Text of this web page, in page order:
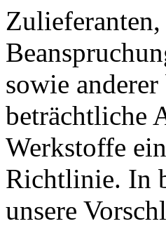
Zulieferanten,
sowie
beträchtliche
Werkstoffe
Richtlinie. In
unsere